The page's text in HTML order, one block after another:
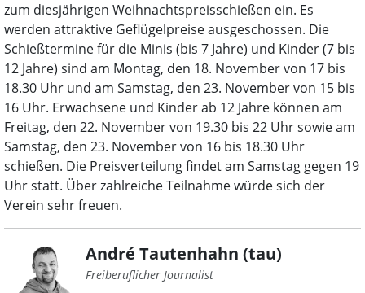
zum diesjährigen Weihnachtspreisschießen ein. Es
werden attraktive Geflügelpreise ausgeschossen. Die
Schießtermine für die Minis (bis 7 Jahre) und Kinder (7 bis
12 Jahre) sind am Montag, den 18. November von 17 bis
18.30 Uhr und am Samstag, den 23. November von 15 bis
16 Uhr. Erwachsene und Kinder ab 12 Jahre können am
Freitag, den 22. November von 19.30 bis 22 Uhr sowie am
Samstag, den 23. November von 16 bis 18.30 Uhr
schießen. Die Preisverteilung findet am Samstag gegen 19
Uhr statt. Über zahlreiche Teilnahme würde sich der
Verein sehr freuen.
André Tautenhahn (tau)
Freiberuflicher Journalist